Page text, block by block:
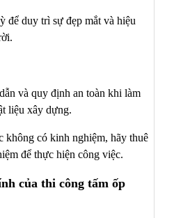
để duy trì sự đẹp mắt và hiệu
và quy định an toàn khi làm
liệu xây dựng.
không có kinh nghiệm, hãy thuê
để thực hiện công việc.
của thi công tấm ốp